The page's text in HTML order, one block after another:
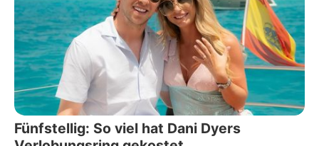
Fünfstellig: So viel hat Dani Dyers